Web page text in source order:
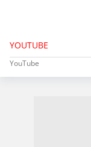
YOUTUBE
YouTube